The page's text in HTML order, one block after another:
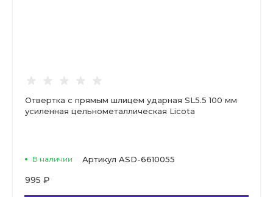
Отвертка с прямым шлицем ударная SL5.5 100 мм
усиленная цельнометаллическая Licota
В наличии Артикул ASD-6610055
995 ₽